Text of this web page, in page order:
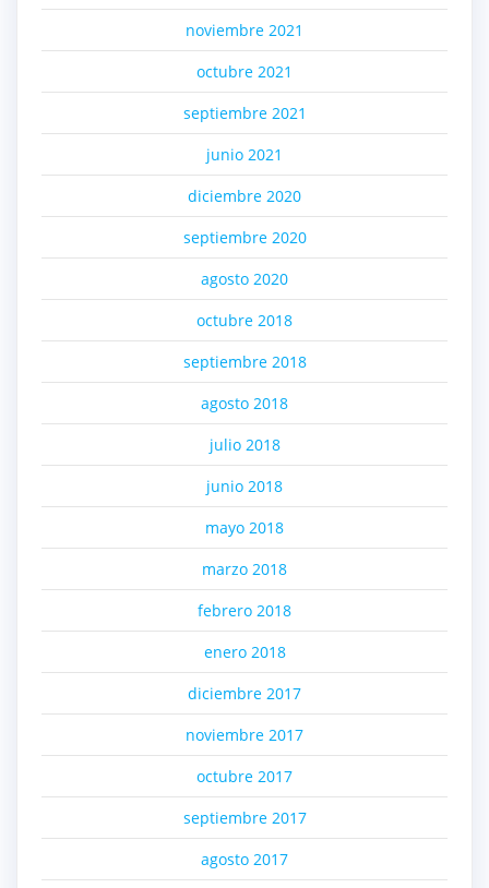
noviembre 2021
octubre 2021
septiembre 2021
junio 2021
diciembre 2020
septiembre 2020
agosto 2020
octubre 2018
septiembre 2018
agosto 2018
julio 2018
junio 2018
mayo 2018
marzo 2018
febrero 2018
enero 2018
diciembre 2017
noviembre 2017
octubre 2017
septiembre 2017
agosto 2017